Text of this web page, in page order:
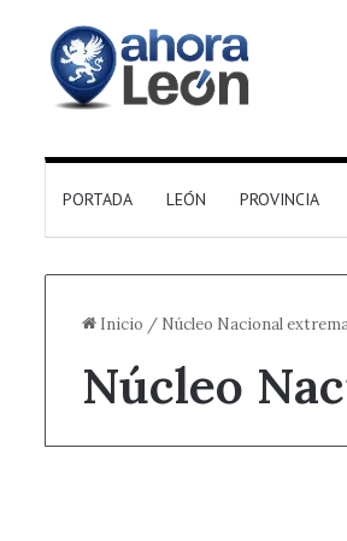
PORTADA LEÓN PROVINCIA
Inicio / Núcleo Nacional
Núcleo